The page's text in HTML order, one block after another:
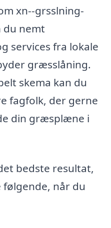
xn--grsslning-
du nemt
services fra lokale
græsslåning.
skema kan du
fagfolk, der gerne
din græsplæne i
bedste resultat,
følgende, når du